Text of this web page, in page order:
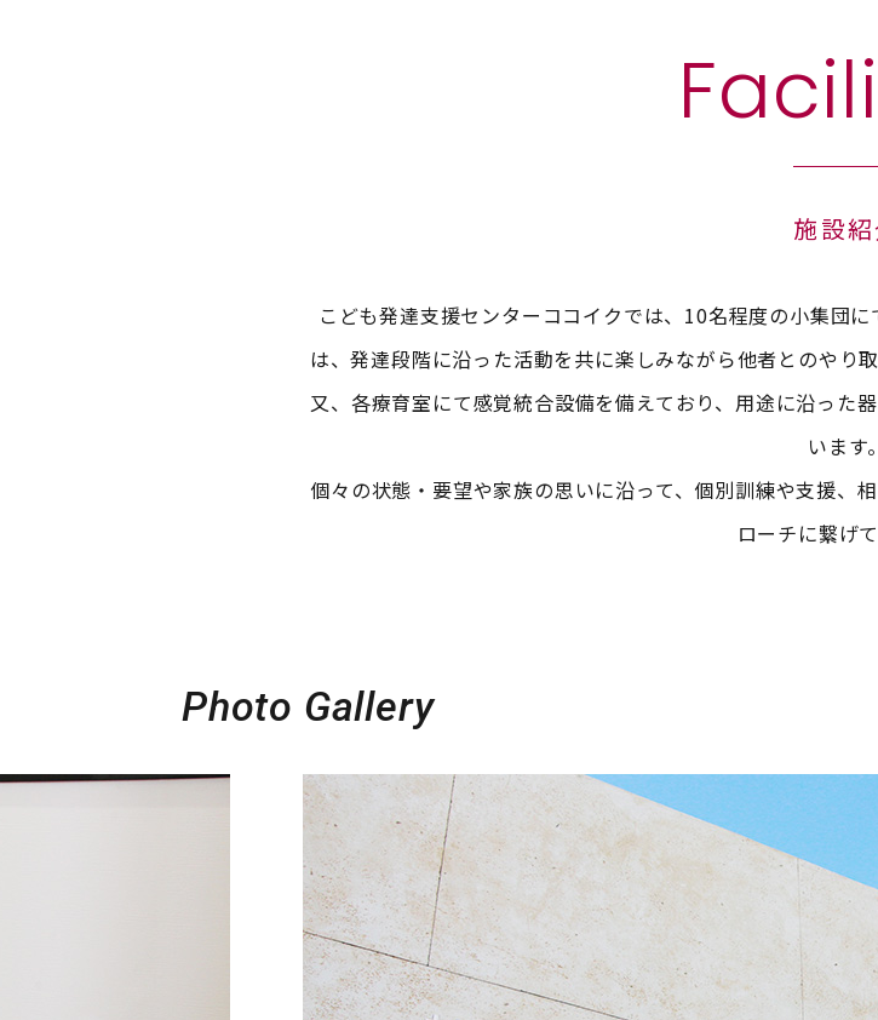
施設
こども発達支援センターココイクでは、10名程度の小集団
は、発達段階に沿った活動を共に楽しみながら他者とのやり
又、各療育室にて感覚統合設備を備えており、用途に沿った
います。
個々の状態・要望や家族の思いに沿って、個別訓練や支援、
ローチに繋げて
Photo Gallery